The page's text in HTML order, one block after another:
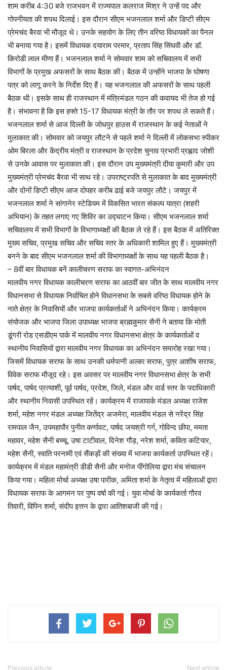
शाम करीब 4:30 बजे राजभवन में राज्यपाल कलराज मिश्र ने उन्हें पद और
गोपनीयता की शपथ दिलाई। इस दौरान सीएम भजनलाल शर्मा और डिप्टी सीएम
प्रेमचंद बैरवा भी मौजूद थे। उनके सहयोग के लिए तीन वरिष्ठ विधायकों का पैनल
भी बनाया गया है। इसमें विधायक दयाराम परमार, प्रताप सिंह सिंघवी और डॉ.
किरोडी लाल मीणा हैं। भजनलाल शर्मा ने सोमवार शाम को सचिवालय में सभी
विभागों के प्रमुख अफसरों के साथ बैठक की। बैठक में उन्होंने भाजपा के घोषणा
पत्र को लागू करने के निर्देश दिए हैं। यह भजनलाल की अफसरों के साथ पहली
बैठक थी। इसके साथ ही राजस्थान में मंत्रिमंडल गठन की कवायद भी तेज हो गई
है। संभावना है कि इस हफ्ते 15-17 विधायक मंत्री के तौर पर शपथ ले सकते हैं।
भजनलाल शर्मा से आज दिल्ली के जोधपुर हाउस में राजस्थान के कई नेताओं ने
मुलाकात की। सोमवार को जयपुर लौटने से पहले शर्मा ने दिल्ली में लोकसभा स्पीकर
ओम बिरला और केंद्रीय मंत्री व राजस्थान के प्रदेश चुनाव प्रभारी प्रह्लाद जोशी
से उनके आवास पर मुलाकात की। इस दौरान उप मुख्यमंत्री दीया कुमारी और उप
मुख्यमंत्री प्रेमचंद बैरवा भी साथ रहे। उपराष्ट्रपति से मुलाकात के बाद मुख्यमंत्री
और दोनों डिप्टी सीएम आज दोपहर करीब ढाई बजे जयपुर लौटे। जयपुर में
भजनलाल शर्मा ने सांगानेर स्टेडियम में विकसित भारत संकल्प यात्रा (शहरी
अभियान) के तहत लगाए गए शिविर का उद्घाटन किया। सीएम भजनलाल शर्मा
सचिवालय में सभी विभागों के विभागाध्यक्षों की बैठक ले रहे हैं। इस बैठक में अतिरिक्त
मुख्य सचिव, प्रमुख सचिव और सचिव स्तर के अधिकारी शामिल हुए हैं। मुख्यमंत्री
बनने के बाद सीएम भजनलाल शर्मा की विभागाध्यक्षों के साथ यह पहली बैठक है।
– 8वीं बार विधायक बनें कालीचरण सराफ का स्वागत-अभिनंदन
मालवीय नगर विधायक कालीचरण सराफ का आठवीं बार जीत के साथ मालवीय नगर
विधानसभा से विधायक निर्वाचित होने विधानसभा के सबसे वरिष्ठ विधायक होने के
नाते क्षेत्र के निवासियों और भाजपा कार्यकर्ताओं ने अभिनंदन किया। कार्यक्रम
संयोजक और भाजपा जिला उपाध्यक्ष भाजपा ब्रह्मकुमार सैनी ने बताया कि मोती
डूंगरी रोड एसडीएम पार्क में मालवीय नगर विधानसभा क्षेत्र के कार्यकर्ताओं व
स्थानीय निवासियों द्वारा मालवीय नगर विधायक का अभिनंदन समारोह रखा गया।
जिसमें विधायक सराफ के साथ उनकी धर्मपत्नी अल्का सराफ, पुत्र आशीष सराफ,
विवेक सराफ मौजूद रहे। इस अवसर पर मालवीय नगर विधानसभा क्षेत्र के सभी
पार्षद, पार्षद प्रत्याशी, पूर्व पार्षद, प्रदेश, जिले, मंडल और वार्ड स्तर के पदाधिकारी
और स्थानीय निवासी उपस्थित रहें। कार्यक्रम में राजापार्क मंडल अध्यक्ष राजेश
शर्मा, महेश नगर मंडल अध्यक्ष जितेंद्र अजमेरा, मालवीय मंडल से नरेंद्र सिंह
रामपाल जैन, उपमहापौर पुनीत कर्णावट, पार्षद जयश्री गर्ग, गोविन्द छीपा, ममता
महावर, महेश सैनी बच्चू, उषा टाटीवाल, दिनेश गौड़, नरेश शर्मा, कविता कटियार,
महेश सैनी, स्वाति परनामी एवं सैंकड़ों की संख्या में भाजपा कार्यकर्ता उपस्थित रहें।
कार्यक्रम में मंडल महामंत्री डीडी सैनी और मनोज पींगोलिया द्वारा मंच संचालन
किया गया। महिला मोर्चा अध्यक्ष उषा पारीक, अमिता शर्मा के नेतृत्व में महिलाओं द्वारा
विधायक सराफ के आगमन पर पुष्प वर्षा की गई। युवा मोर्चा के कार्यकर्ता गौरव
तिवारी, विपिन शर्मा, संदीप इत्तन के द्वारा आतिशबाजी की गई।
Previous article Next article